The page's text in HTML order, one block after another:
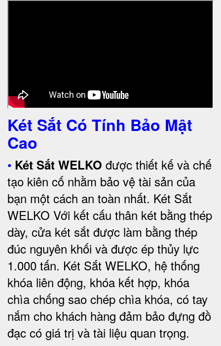
Két Sắt Có Tính Bảo Mật
Cao
• Két Sắt WELKO được thiết kế và chế
tạo kiên cố nhằm bảo vệ tài sản của
bạn một cách an toàn nhất. Két Sắt
WELKO Với kết cấu thân két bằng thép
dày, cửa két sắt được làm bằng thép
đúc nguyên khối và được ép thủy lực
1.000 tấn. Két Sắt WELKO, hệ thống
khóa liên động, khóa kết hợp, khóa
chìa chống sao chép chìa khóa, có tay
nắm cho khách hàng đảm bảo đựng đồ
đạc có giá trị và tài liệu quan trọng.